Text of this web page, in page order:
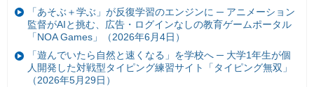
「あそぶ＋学ぶ」が反復学習のエンジンに ─ アニメーション
監督がAIと挑む、広告・ログインなしの教育ゲームポータル
「NOA Games」（2026年6月4日）
「遊んでいたら自然と速くなる」を学校へ ─ 大学1年生が個
人開発した対戦型タイピング練習サイト「タイピング無双」
（2026年5月29日）